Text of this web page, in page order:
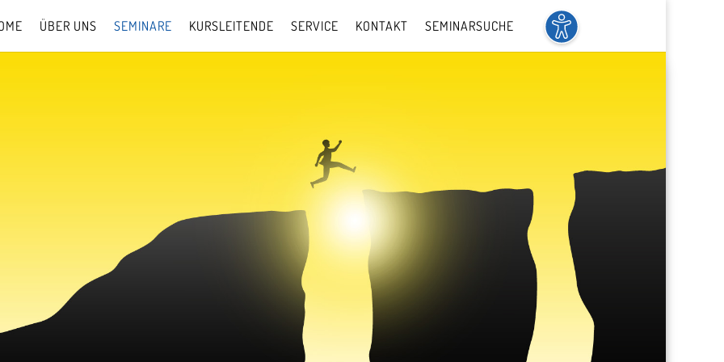
ÜBER UNS SEMINARE KURSLEITENDE SERVICE KONTAKT SEMINARSUCHE